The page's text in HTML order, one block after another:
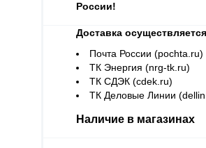
России!
Доставка
Почта России (pochta.ru)
ТК Энергия (nrg-tk.ru)
ТК СДЭК (cdek.ru)
ТК Деловые Линии
Наличие в магазинах